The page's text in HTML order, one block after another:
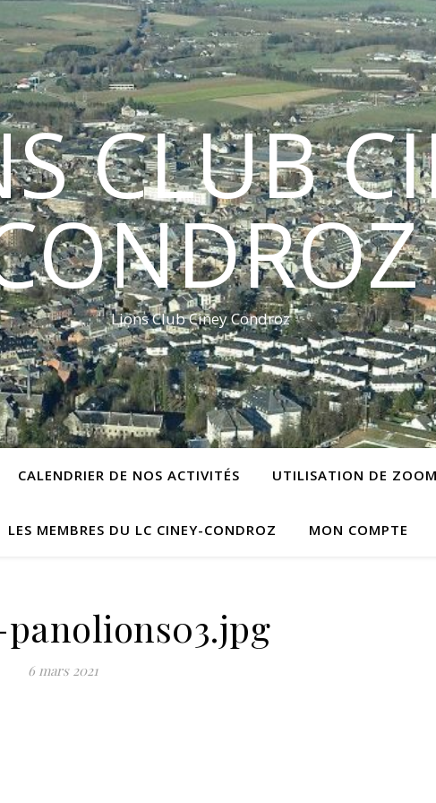
CLUB
Lions Club Ciney Condroz
CALENDRIER DE NOS ACTIVITÉS UTILISATION DE ZOOM
LES MEMBRES DU LC CINEY-CONDROZ MON COMPTE
6 mars 2021